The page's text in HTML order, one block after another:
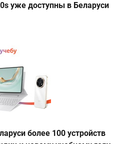
уже доступны в Беларуси
более 100 устройств